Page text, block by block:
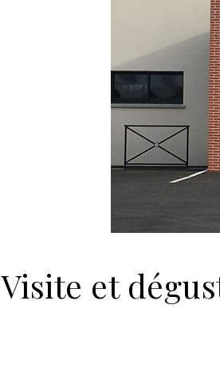
Visite et